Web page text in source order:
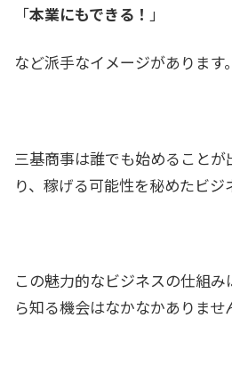
「本業にもできる！ 」
など派手なイメージがあります。
三基商事は誰でも始めること
り、稼げる可能性を秘めたビジ
この魅力的なビジネスの仕組
ら知る機会はなかなかありませ